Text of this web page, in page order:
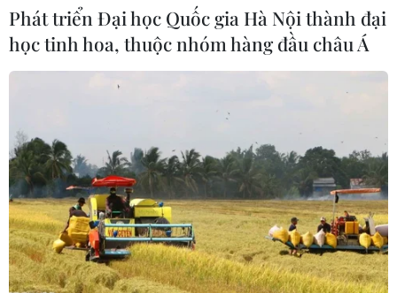
Hơn 40 người di cư thiệt mạng ở khu vực
sa mạc phía Bắc Niger
Phát triển Đại học Quốc gia Hà Nội thành đại
học tinh hoa, thuộc nhóm hàng đầu châu Á